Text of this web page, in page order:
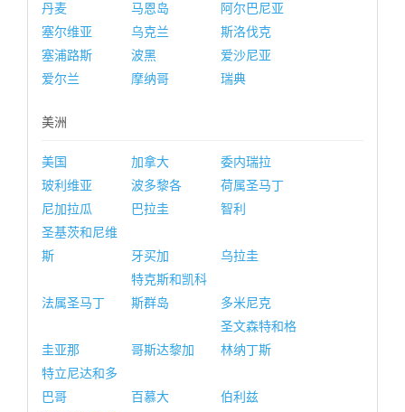
丹麦
马恩岛
阿尔巴尼亚
塞尔维亚
乌克兰
斯洛伐克
塞浦路斯
波黑
爱沙尼亚
爱尔兰
摩纳哥 瑞典
美洲
美国 加拿大
委内瑞拉
玻利维亚
波多黎各
荷属圣马丁
尼加拉瓜
巴拉圭
智利
圣基茨和尼维
斯
牙买加 乌拉圭
法属圣马丁
特克斯和凯科
斯群岛
多米尼克
圭亚那 哥斯达黎加
圣文森特和格
林纳丁斯
特立尼达和多
巴哥
百慕大
伯利兹